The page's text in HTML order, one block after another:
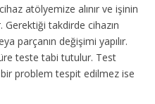
atölyemize alınır ve işinin
Gerektiği takdirde cihazın
parçanın değişimi yapılır.
teste tabi tutulur. Test
problem tespit edilmez ise